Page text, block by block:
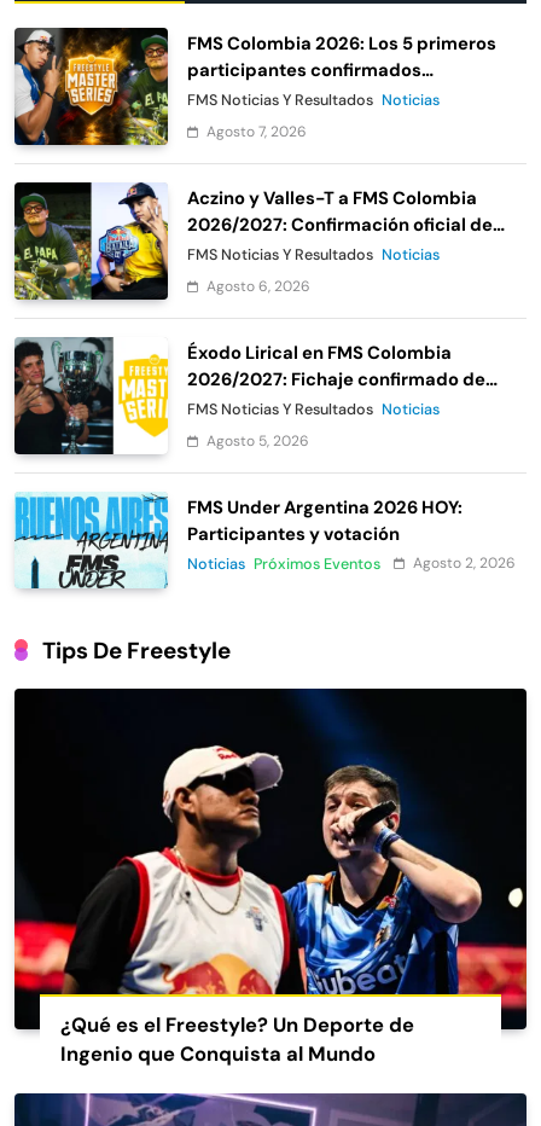
FMS Colombia 2026: Los 5 primeros
participantes confirmados
oficialmente
FMS Noticias Y Resultados Noticias
Agosto 7, 2026
Aczino y Valles-T a FMS Colombia
2026/2027: Confirmación oficial de
Urban Roosters
FMS Noticias Y Resultados Noticias
Agosto 6, 2026
Éxodo Lirical en FMS Colombia
2026/2027: Fichaje confirmado de
Urban Roosters
FMS Noticias Y Resultados Noticias
Agosto 5, 2026
FMS Under Argentina 2026 HOY:
Participantes y votación
Noticias Próximos Eventos Agosto 2, 2026
Tips De Freestyle
¿Qué es el Freestyle? Un Deporte de
Ingenio que Conquista al Mundo